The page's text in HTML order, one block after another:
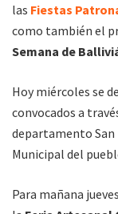
las Fiestas
como también el
Semana de
Hoy miércoles se
convocados a
departamento San
Municipal del
Para mañana